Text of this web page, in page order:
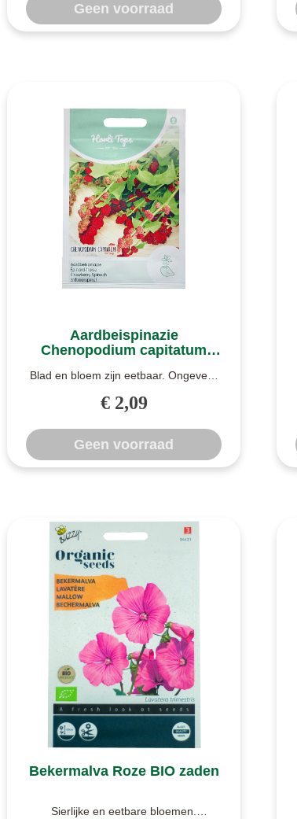
Geen voorraad
Aardbeispinazie
Chenopodium capitatum
Blad en bloem zijn eetbaar. Ongeveer
..
€ 2,09
Geen voorraad
Bekermalva Roze BIO zaden
Sierlijke en eetbare bloemen.